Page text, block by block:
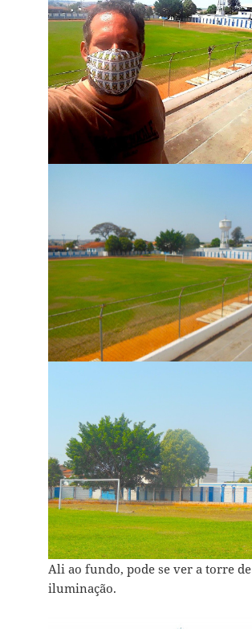
Ali ao fundo, pode se ver a torre de
iluminação.